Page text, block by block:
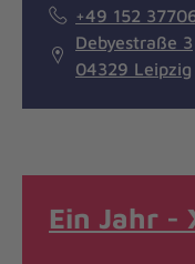
+49 152
Debyestraße 3
04329 Leipzig
Ein Jahr -